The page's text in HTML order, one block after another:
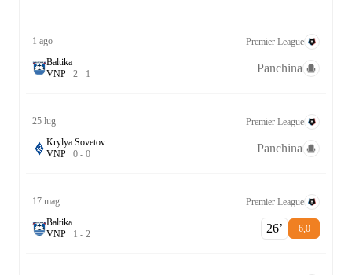
1 ago
Premier League
Baltika
VNP 2 - 1 Panchina
25 lug
Premier League
Krylya Sovetov
VNP 0 - 0 Panchina
17 mag
Premier League
Baltika
VNP 1 - 2 26‎’‎ 6,0